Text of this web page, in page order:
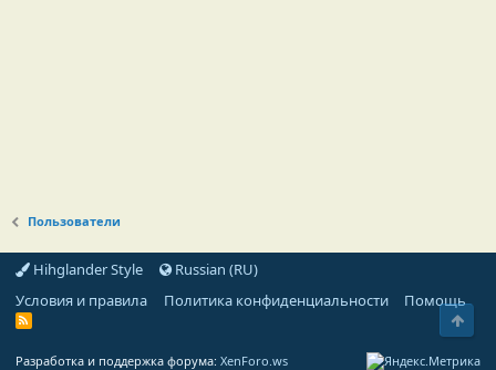
Пользователи
Hihglander Style
Russian (RU)
Условия и правила
Политика конфиденциальности Помощь
R
Разработка и поддержка форума: XenForo.ws